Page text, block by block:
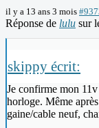
il y a 13 ans 3 mois
Réponse de lulu sur
skippy écrit:
Je confirme mon
horloge. Même
gaine/cable neuf,